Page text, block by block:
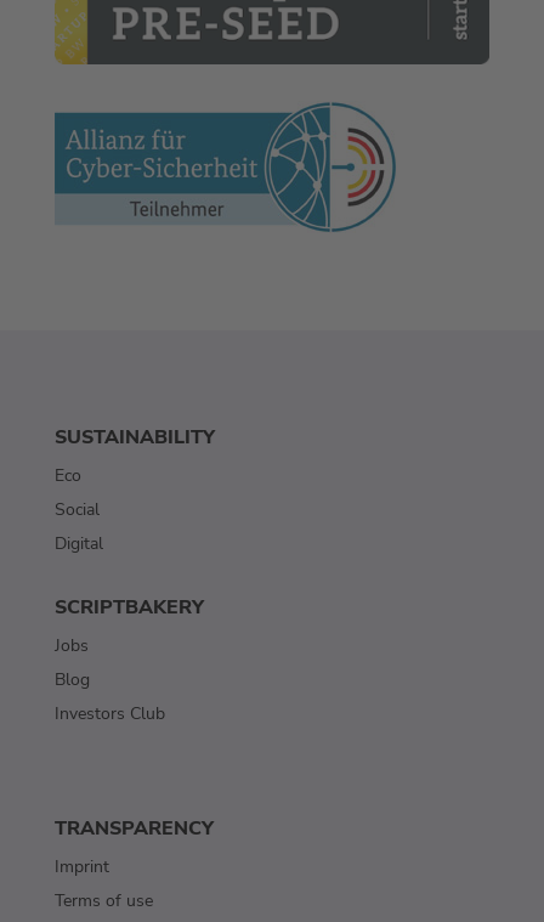
SUSTAINABILITY
Eco
Social
Digital
SCRIPTBAKERY
Jobs
Blog
Investors Club
TRANSPARENCY
Imprint
Terms of use